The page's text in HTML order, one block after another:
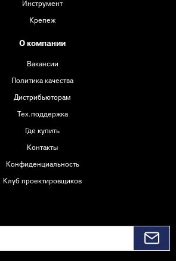
Инструмент
Крепеж
О компании
Вакансии
Политика качества
Дистрибьюторам
Тех.поддержка
Где купить
Контакты
Конфиденциальность
Клуб проектировщиков